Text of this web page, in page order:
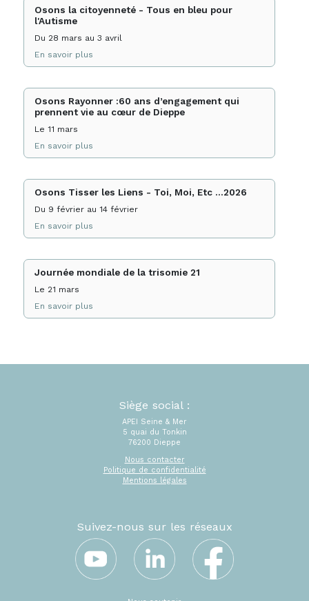
Osons la citoyenneté - Tous en bleu pour
l'Autisme
Du 28 mars au 3 avril
En savoir plus
Osons Rayonner :60 ans d’engagement qui
prennent vie au cœur de Dieppe
Le 11 mars
En savoir plus
Osons Tisser les Liens - Toi, Moi, Etc ...2026
Du 9 février au 14 février
En savoir plus
Journée mondiale de la trisomie 21
Le 21 mars
En savoir plus
Siège social :
APEI Seine & Mer
5 quai du Tonkin
76200 Dieppe
Nous contacter
Politique de confidentialité
Mentions légales
Suivez-nous sur les réseaux